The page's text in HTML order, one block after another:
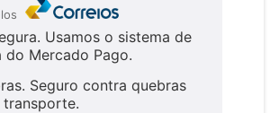
Usamos o sistema de
do Mercado Pago.
Seguro contra quebras